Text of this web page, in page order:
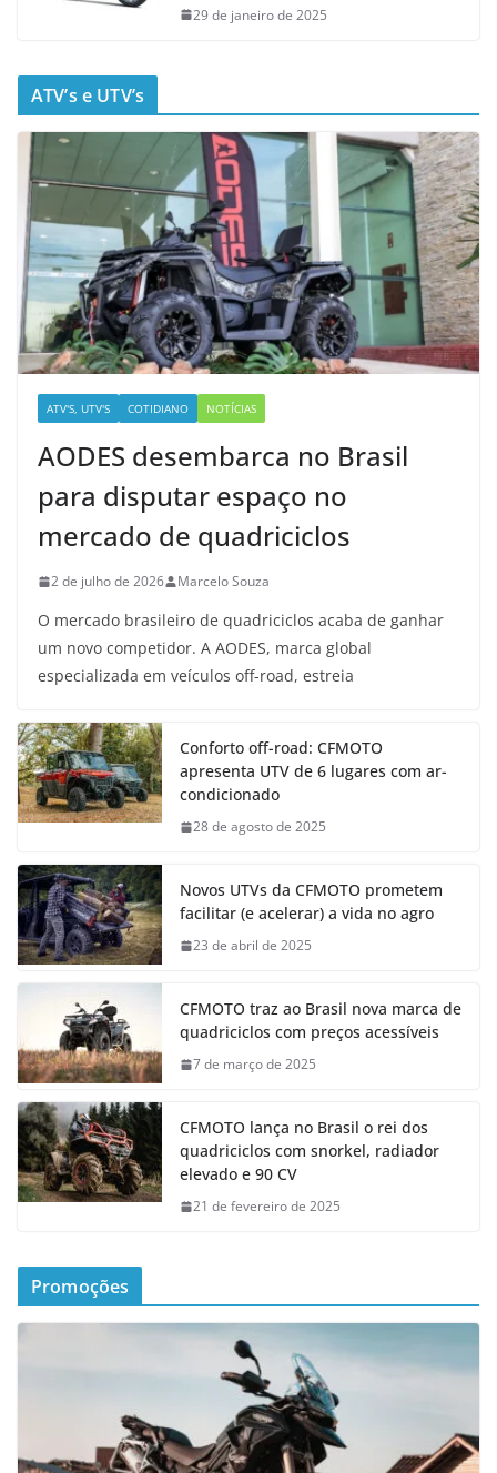
29 de janeiro de 2025
ATV’s e UTV’s
ATV'S, UTV'S COTIDIANO NOTÍCIAS
AODES desembarca no Brasil
para disputar espaço no
mercado de quadriciclos
2 de julho de 2026 Marcelo Souza
O mercado brasileiro de quadriciclos acaba de ganhar
um novo competidor. A AODES, marca global
especializada em veículos off-road, estreia
Conforto off-road: CFMOTO
apresenta UTV de 6 lugares com ar-
condicionado
28 de agosto de 2025
Novos UTVs da CFMOTO prometem
facilitar (e acelerar) a vida no agro
23 de abril de 2025
CFMOTO traz ao Brasil nova marca de
quadriciclos com preços acessíveis
7 de março de 2025
CFMOTO lança no Brasil o rei dos
quadriciclos com snorkel, radiador
elevado e 90 CV
21 de fevereiro de 2025
Promoções